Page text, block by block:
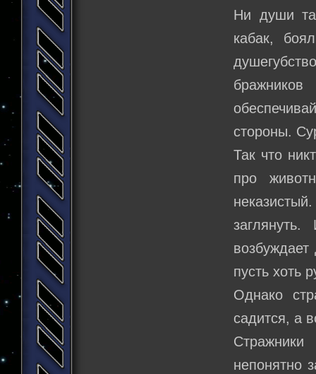
Ни души
кабак,
стороны.
Так что
про
пусть хоть
Однако
садится, а
непонятно